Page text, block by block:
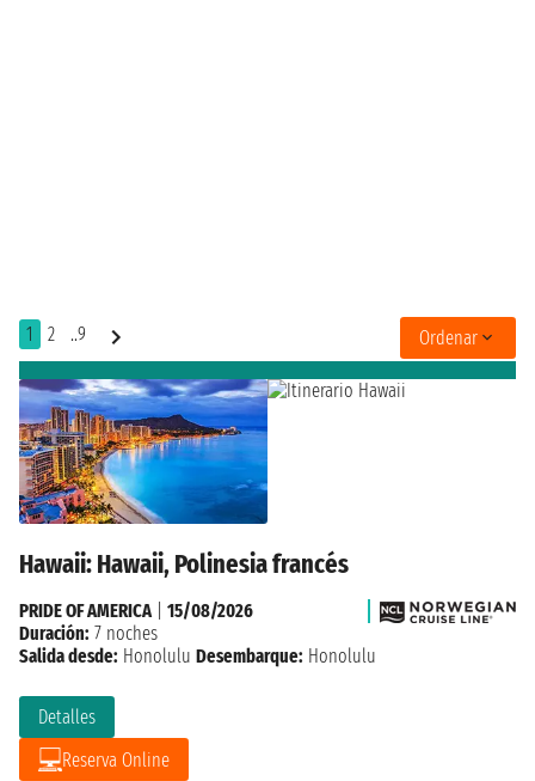
1 2 ..9 Ordenar
Hawaii: Hawaii, Polinesia francés
Detalles
Reserva Online
PRIDE OF AMERICA| 15/08/2026
Duración: 7 noches
Salida desde: Honolulu Desembarque: Honolulu